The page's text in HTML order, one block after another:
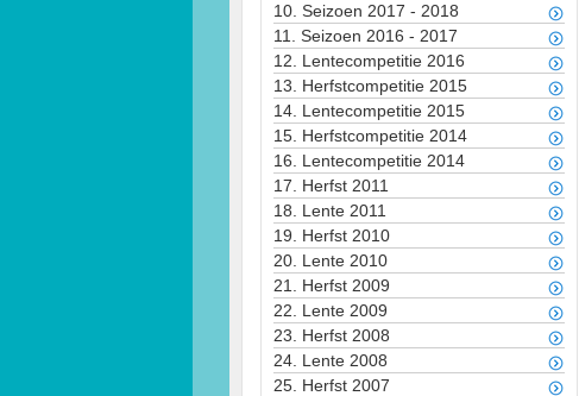
10. Seizoen 2017 - 2018
11. Seizoen 2016 - 2017
12. Lentecompetitie 2016
13. Herfstcompetitie 2015
14. Lentecompetitie 2015
15. Herfstcompetitie 2014
16. Lentecompetitie 2014
17. Herfst 2011
18. Lente 2011
19. Herfst 2010
20. Lente 2010
21. Herfst 2009
22. Lente 2009
23. Herfst 2008
24. Lente 2008
25. Herfst 2007